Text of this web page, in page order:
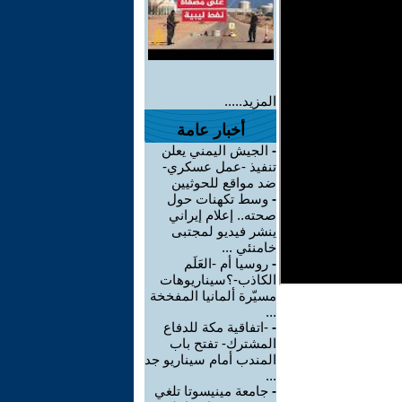
المزيد.....
أخبار عامة
- الجيش اليمني يعلن
تنفيذ -عمل عسكري-
ضد مواقع للحوثيين
- وسط تكهنات حول
صحته.. إعلام إيراني
ينشر فيديو لمجتبى
خامنئي ...
- روسيا أم -العَلَم
الكاذب-؟سيناريوهات
مسيّرة ألمانيا المفخخة
...
- -اتفاقية مكة للدفاع
المشترك- تفتح باب
المندب أمام سيناريو جد
...
- جامعة مينيسوتا تلغي